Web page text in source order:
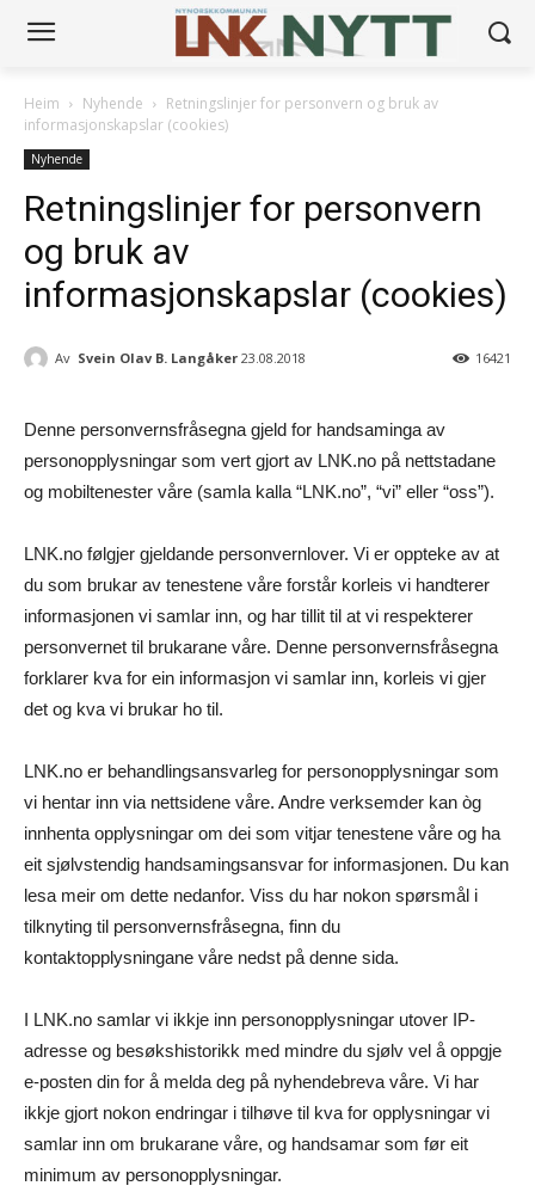
Heim Nyhende
Retningslinjer for personvern og bruk av
informasjonskapslar (cookies)
Nyhende
Retningslinjer for personvern
og bruk av
informasjonskapslar (cookies)
Av Svein Olav B. Langåker 23.08.2018 16421
Denne personvernsfråsegna gjeld for handsaminga av
personopplysningar som vert gjort av LNK.no på nettstadane
og mobiltenester våre (samla kalla “LNK.no”, “vi” eller “oss”).
LNK.no følgjer gjeldande personvernlover. Vi er oppteke av at
du som brukar av tenestene våre forstår korleis vi handterer
informasjonen vi samlar inn, og har tillit til at vi respekterer
personvernet til brukarane våre. Denne personvernsfråsegna
forklarer kva for ein informasjon vi samlar inn, korleis vi gjer
det og kva vi brukar ho til.
LNK.no er behandlingsansvarleg for personopplysningar som
vi hentar inn via nettsidene våre. Andre verksemder kan òg
innhenta opplysningar om dei som vitjar tenestene våre og ha
eit sjølvstendig handsamingsansvar for informasjonen. Du kan
lesa meir om dette nedanfor. Viss du har nokon spørsmål i
tilknyting til personvernsfråsegna, finn du
kontaktopplysningane våre nedst på denne sida.
I LNK.no samlar vi ikkje inn personopplysningar utover IP-
adresse og besøkshistorikk med mindre du sjølv vel å oppgje
e-posten din for å melda deg på nyhendebreva våre. Vi har
ikkje gjort nokon endringar i tilhøve til kva for opplysningar vi
samlar inn om brukarane våre, og handsamar som før eit
minimum av personopplysningar.